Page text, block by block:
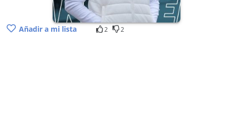
Añadir a mi lista 2 2